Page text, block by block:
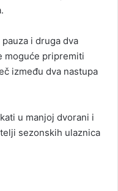
i druga dva
moguće pripremiti
između dva nastupa
u manjoj dvorani i
sezonskih ulaznica